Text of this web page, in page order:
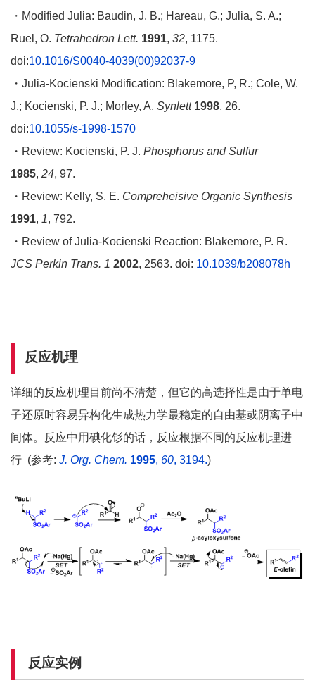
・Modified Julia: Baudin, J. B.; Hareau, G.; Julia, S. A.;
Ruel, O. Tetrahedron Lett. 1991, 32, 1175.
doi:10.1016/S0040-4039(00)92037-9
・Julia-Kocienski Modification: Blakemore, P, R.; Cole, W.
J.; Kocienski, P. J.; Morley, A. Synlett 1998, 26.
doi:10.1055/s-1998-1570
・Review: Kocienski, P. J. Phosphorus and Sulfur
1985, 24, 97.
・Review: Kelly, S. E. Compreheisive Organic Synthesis
1991, 1, 792.
・Review of Julia-Kocienski Reaction: Blakemore, P. R.
JCS Perkin Trans. 1 2002, 2563. doi: 10.1039/b208078h
反应机理
详细的反应机理目前尚不清楚，但它的高选择性是由于单电
子还原时容易异构化生成热力学最稳定的自由基或阴离子中
间体。反应中用碘化钐的话，反应根据不同的反应机理进
行 (参考: J. Org. Chem. 1995, 60, 3194.)
反应实例